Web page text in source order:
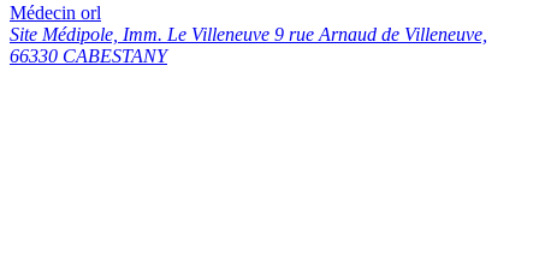
Médecin orl
Site Médipole, Imm. Le Villeneuve 9 rue Arnaud de Villeneuve,
66330 CABESTANY